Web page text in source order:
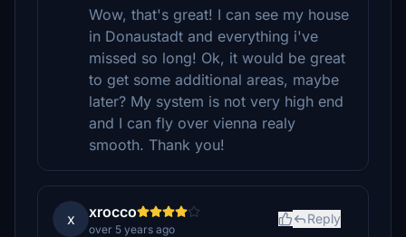
Wow, that's great! I can see my house
in Donaustadt and everything i've
missed so long! Ok, it would be great
to get some additional areas, maybe
later? My system is not very high end
and I can fly over vienna realy
smooth. Thank you!
x xrocco
over 5 years ago
Reply